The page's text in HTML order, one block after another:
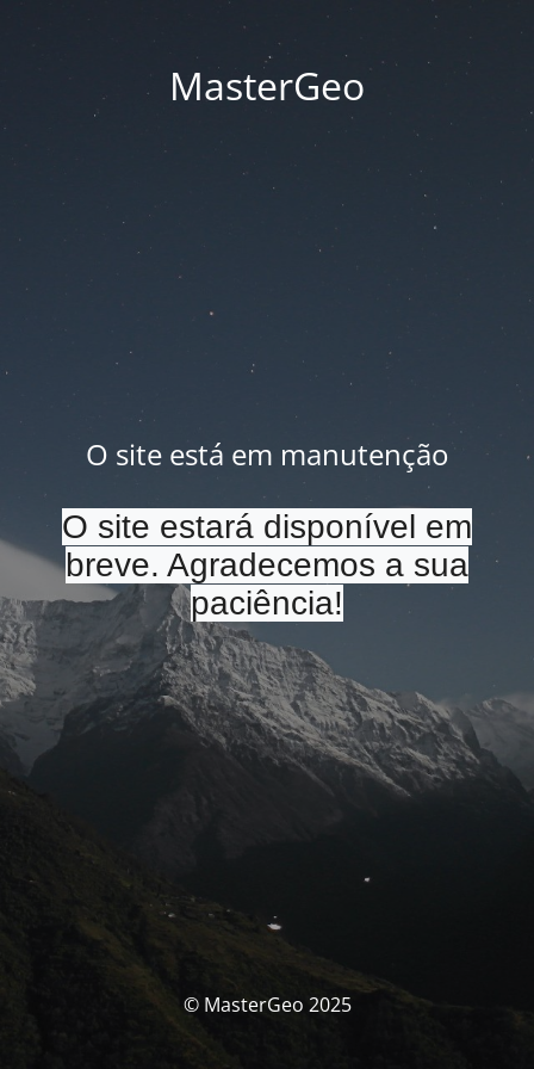
MasterGeo
O site está em manutenção
O site estará disponível em
breve. Agradecemos a sua
paciência!
© MasterGeo 2025